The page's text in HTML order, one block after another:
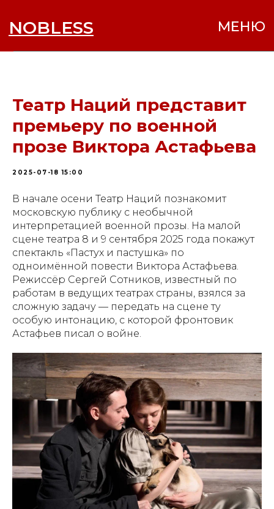
NOBLESS
Театр Наций представит
премьеру по военной
прозе Виктора Астафьева
2025-07-18 15:00
В начале осени Театр Наций познакомит
московскую публику с необычной
интерпретацией военной прозы. На малой
сцене театра 8 и 9 сентября 2025 года покажут
спектакль «Пастух и пастушка» по
одноимённой повести Виктора Астафьева.
Режиссёр Сергей Сотников, известный по
работам в ведущих театрах страны, взялся за
сложную задачу — передать на сцене ту
особую интонацию, с которой фронтовик
Астафьев писал о войне.